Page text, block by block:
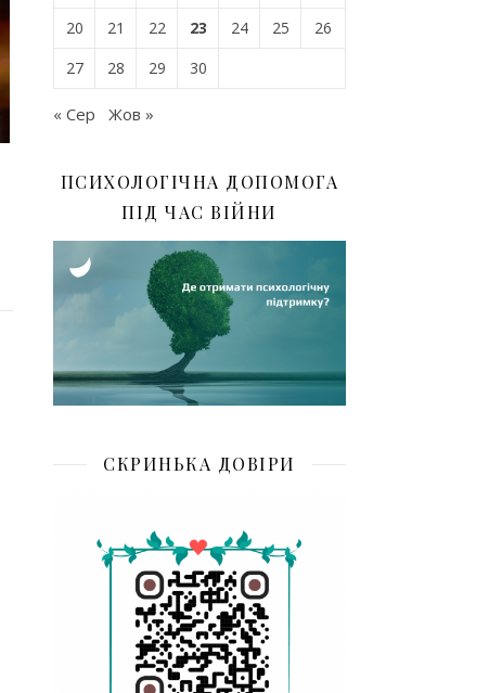
20
21 22 23 24 25
26
27
28 29 30
« Сер Жов »
ПСИХОЛОГІЧНА ДОПОМОГА
ПІД ЧАС ВІЙНИ
СКРИНЬКА ДОВІРИ